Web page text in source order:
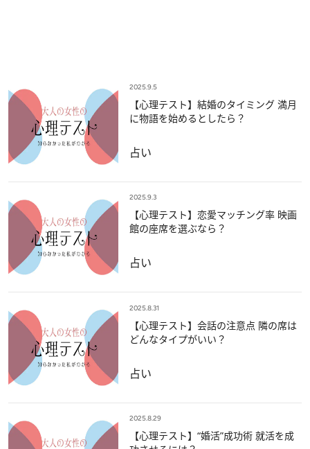
2025.9.5
【心理テスト】結婚のタイミング 満月
に物語を始めるとしたら？
占い
2025.9.3
【心理テスト】恋愛マッチング率 映画
館の座席を選ぶなら？
占い
2025.8.31
【心理テスト】会話の注意点 隣の席は
どんなタイプがいい？
占い
2025.8.29
【心理テスト】“婚活”成功術 就活を成